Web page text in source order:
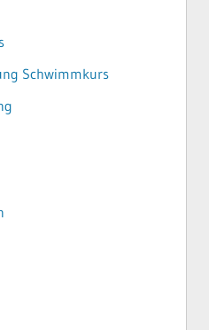
Schwimmkurs